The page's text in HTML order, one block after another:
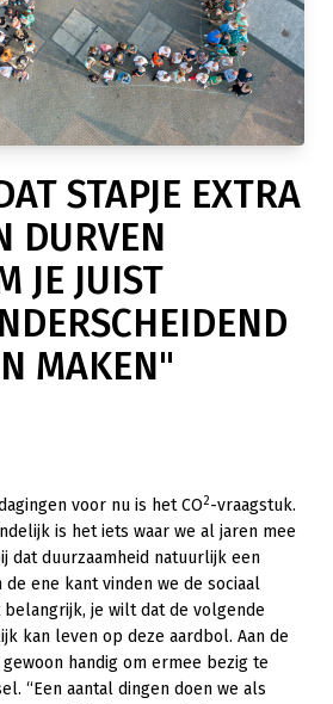
STAPJE EXTRA
DURVEN
JE JUIST
MAKEN"
voor nu is het CO2-vraagstuk.
is het iets waar we al jaren mee
dat duurzaamheid natuurlijk een
ene kant vinden we de sociaal
je wilt dat de volgende
kan leven op deze aardbol. Aan de
handig om ermee bezig te
“Een aantal dingen doen we als